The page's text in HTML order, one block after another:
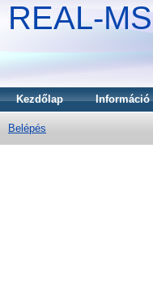
REAL-MS
Kezdőlap Információ
Belépés